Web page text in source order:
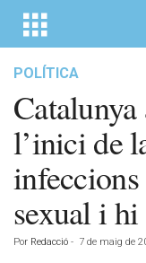
POLÍTICA
Catalunya
l’inici de
sexual i hi
Por Redacció - 7 de maig de